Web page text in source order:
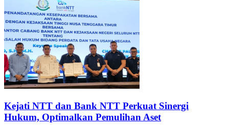
Kejati NTT dan Bank NTT Perkuat Sinergi
Hukum, Optimalkan Pemulihan Aset